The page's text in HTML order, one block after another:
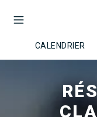
CALENDRIER